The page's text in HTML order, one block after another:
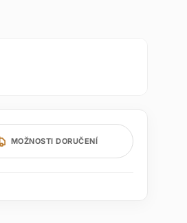
MOŽNOSTI DORUČENÍ